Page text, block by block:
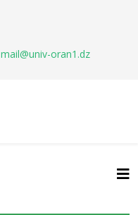
mail@univ-oran1.dz